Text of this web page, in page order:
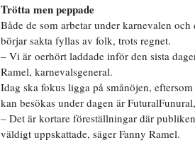
Trötta men peppade
Både de som arbetar under karnevalen
börjar sakta fyllas av folk, trots regnet.
– Vi är oerhört laddade inför den sista
Ramel, karnevalsgeneral.
Idag ska fokus ligga på smånöjen,
kan besökas under dagen är
– Det är kortare föreställningar där
väldigt uppskattade, säger Fanny Ramel.